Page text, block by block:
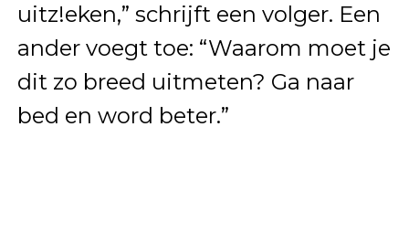
uitz!eken,” schrijft een volger. Een
ander voegt toe: “Waarom moet je
dit zo breed uitmeten? Ga naar
bed en word beter.”